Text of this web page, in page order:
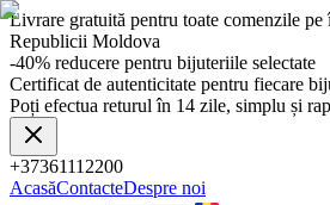
Livrare gratuită pentru toate comenzile pe
Republicii Moldova
-40% reducere pentru bijuteriile selectate
Certificat de autenticitate pentru fiecare
Poți efectua returul în 14 zile, simplu și
+37361112200
AcasăContacteDespre noi